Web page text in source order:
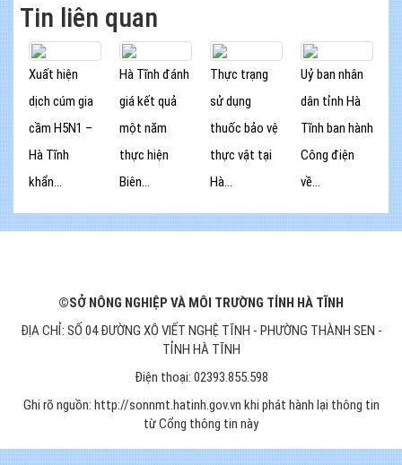
Tin liên quan
Xuất hiện
dịch cúm gia
cầm H5N1 –
Hà Tĩnh
khẩn...
Hà Tĩnh đánh
giá kết quả
một năm
thực hiện
Biên...
Thực trạng
sử dụng
thuốc bảo vệ
thực vật tại
Hà...
Uỷ ban nhân
dân tỉnh Hà
Tĩnh ban hành
Công điện
về...
©SỞ NÔNG NGHIỆP VÀ MÔI TRƯỜNG TỈNH HÀ TĨNH
ĐỊA CHỈ: SỐ 04 ĐƯỜNG XÔ VIẾT NGHỆ TĨNH - PHƯỜNG THÀNH SEN -
TỈNH HÀ TĨNH
Điện thoại: 02393.855.598
Ghi rõ nguồn: http://sonnmt.hatinh.gov.vn khi phát hành lại thông tin
từ Cổng thông tin này